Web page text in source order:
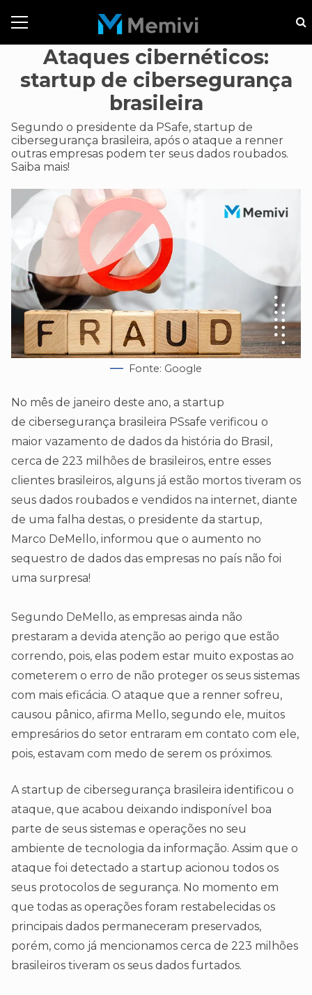
Ataques cibernéticos:
startup de cibersegurança
brasileira
Segundo o presidente da PSafe, startup de
cibersegurança brasileira, após o ataque a renner
outras empresas podem ter seus dados roubados.
Saiba mais!
Fonte: Google
No mês de janeiro deste ano, a startup
de cibersegurança brasileira PSsafe verificou o
maior vazamento de dados da história do Brasil,
cerca de 223 milhões de brasileiros, entre esses
clientes brasileiros, alguns já estão mortos tiveram os
seus dados roubados e vendidos na internet, diante
de uma falha destas, o presidente da startup,
Marco DeMello, informou que o aumento no
sequestro de dados das empresas no país não foi
uma surpresa!
Segundo DeMello, as empresas ainda não
prestaram a devida atenção ao perigo que estão
correndo, pois, elas podem estar muito expostas ao
cometerem o erro de não proteger os seus sistemas
com mais eficácia. O ataque que a renner sofreu,
causou pânico, afirma Mello, segundo ele, muitos
empresários do setor entraram em contato com ele,
pois, estavam com medo de serem os próximos.
A startup de cibersegurança brasileira identificou o
ataque, que acabou deixando indisponível boa
parte de seus sistemas e operações no seu
ambiente de tecnologia da informação. Assim que o
ataque foi detectado a startup acionou todos os
seus protocolos de segurança. No momento em
que todas as operações foram restabelecidas os
principais dados permaneceram preservados,
porém, como já mencionamos cerca de 223 milhões
brasileiros tiveram os seus dados furtados.